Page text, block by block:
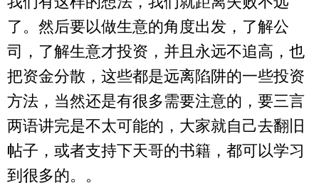
了。然后要以做生意的角度出发，了解公
司，了解生意才投资，并且永远不追高，也
把资金分散，这些都是远离陷阱的一些投资
方法，当然还是有很多需要注意的，要三言
两语讲完是不太可能的，大家就自己去翻旧
帖子，或者支持下天哥的书籍，都可以学习
到很多的。。